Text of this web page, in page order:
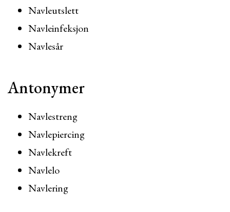
Navleutslett
Navleinfeksjon
Navlesår
Antonymer
Navlestreng
Navlepiercing
Navlekreft
Navlelo
Navlering